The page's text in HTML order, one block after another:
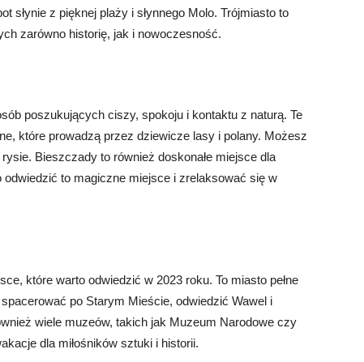
słynie z pięknej plaży i słynnego Molo. Trójmiasto to
zarówno historię, jak i nowoczesność.
poszukujących ciszy, spokoju i kontaktu z naturą. Te
które prowadzą przez dziewicze lasy i polany. Możesz
Bieszczady to również doskonałe miejsce dla
to magiczne miejsce i zrelaksować się w
które warto odwiedzić w 2023 roku. To miasto pełne
po Starym Mieście, odwiedzić Wawel i
wiele muzeów, takich jak Muzeum Narodowe czy
dla miłośników sztuki i historii.